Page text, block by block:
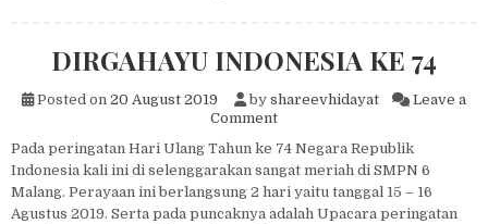
DIRGAHAYU INDONESIA KE 74
Posted on 20 August 2019 by shareevhidayat
Leave a
Commenton DIRGAHAYU INDONESIA
Pada peringatan Hari Ulang Tahun ke 74 Negara Republik
Indonesia kali ini di selenggarakan sangat meriah di SMPN 6
Malang. Perayaan ini berlangsung 2 hari yaitu tanggal 15 – 16
Agustus 2019. Serta pada puncaknya adalah Upacara peringatan